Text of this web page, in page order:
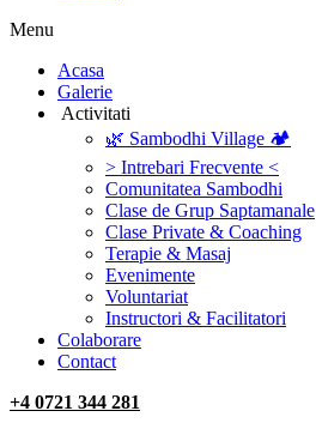
Menu
‎Acasa
Galerie
‎ ‎Activitati‎
🌿 Sambodhi Village 🏕️
> Intrebari Frecvente <
Comunitatea Sambodhi
Clase de Grup Saptamanale
Clase Private & Coaching
Terapie & Masaj
‎Evenimente
Voluntariat
‏‏‎Instructori & Facilitatori
Colaborare
Contact
+4 0721 344 281